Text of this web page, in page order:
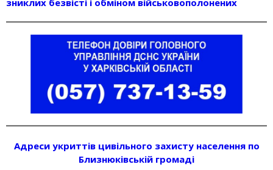
зниклих безвісті і обміном військовополонених
Адреси укриттів цивільного захисту населення по
Близнюківській громаді